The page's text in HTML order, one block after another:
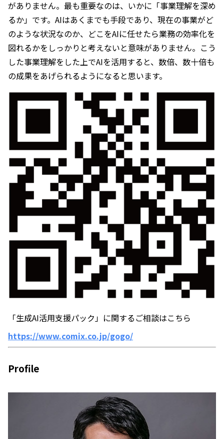
がありません。最も重要なのは、いかに「事業理解を深め
るか」です。AIはあくまでも手段であり、現在の事業がど
のような状況なのか、どこをAIに任せたら業務の効率化を
図れるかをしっかりと考えないと意味がありません。こう
した事業理解をした上でAIを活用すると、数倍、数十倍も
の成果をあげられるようになると思います。
「生成AI活用支援パック」に関するご相談はこちら
https://www.comix.co.jp/gogo/
Profile